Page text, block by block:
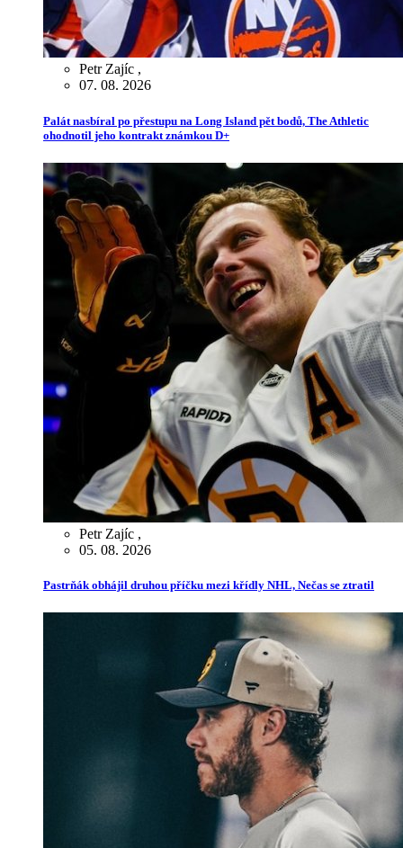
Petr Zajíc ,
07. 08. 2026
Palát nasbíral po přestupu na Long Island pět bodů, The Athletic
ohodnotil jeho kontrakt známkou D+
Petr Zajíc ,
05. 08. 2026
Pastrňák obhájil druhou příčku mezi křídly NHL, Nečas se ztratil